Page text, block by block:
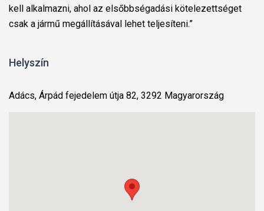
kell alkalmazni, ahol az elsőbbségadási kötelezettséget
csak a jármű megállításával lehet teljesíteni.”
Helyszín
Adács, Árpád fejedelem útja 82, 3292 Magyarország